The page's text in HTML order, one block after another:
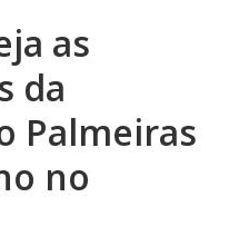
as
da
Palmeiras
no